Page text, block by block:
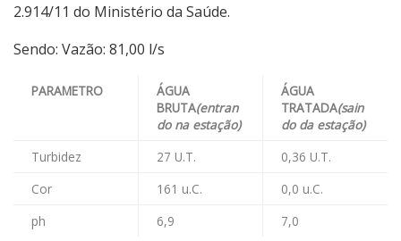
2.914/11 do Ministério da Saúde.
Sendo: Vazão: 81,00 l/s
PARAMETRO
ÁGUA
BRUTA(entran
do na estação)
ÁGUA
TRATADA(sain
do da estação)
Turbidez
27 U.T.
0,36 U.T.
Cor
161 u.C.
0,0 u.C.
ph
6,9 7,0